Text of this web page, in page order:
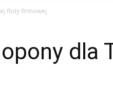
floty firmowej
dla